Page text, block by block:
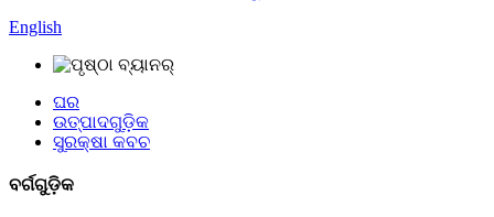
English
ଘର
ଉତ୍ପାଦଗୁଡ଼ିକ
ସୁରକ୍ଷା କବଚ
ବର୍ଗଗୁଡ଼ିକ